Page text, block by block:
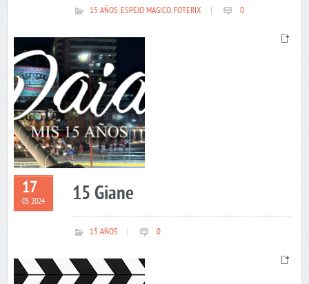
15 AÑOS,ESPEJO MAGICO,FOTERIX 0
17
05 2024 15 Giane
15 AÑOS 0